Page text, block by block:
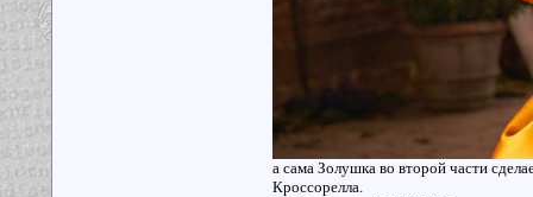
а сама Золушка во второй части
Кроссорелла.